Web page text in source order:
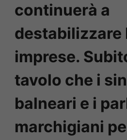
continuerà a
destabilizzare
imprese.
tavolo che i
balneari e i
marchigiani